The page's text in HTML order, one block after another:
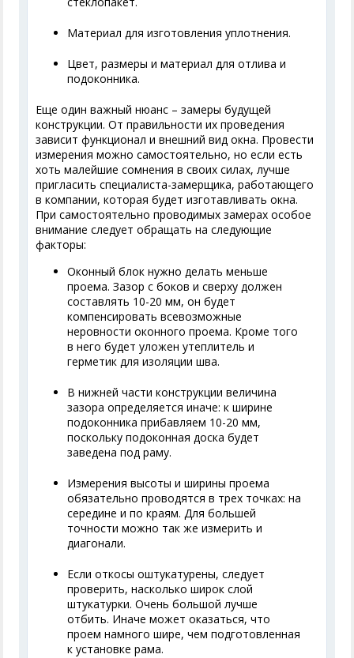
Материал для изготовления уплотнения.
Цвет, размеры и материал для отлива и
подоконника.
Еще один важный нюанс – замеры будущей
конструкции. От правильности их проведения
зависит функционал и внешний вид окна. Провести
измерения можно самостоятельно, но если есть
хоть малейшие сомнения в своих силах, лучше
пригласить специалиста-замерщика, работающего
в компании, которая будет изготавливать окна.
При самостоятельно проводимых замерах особое
внимание следует обращать на следующие
факторы:
Оконный блок нужно делать меньше
проема. Зазор с боков и сверху должен
составлять 10-20 мм, он будет
компенсировать всевозможные
неровности оконного проема. Кроме того
в него будет уложен утеплитель и
герметик для изоляции шва.
В нижней части конструкции величина
зазора определяется иначе: к ширине
подоконника прибавляем 10-20 мм,
поскольку подоконная доска будет
заведена под раму.
Измерения высоты и ширины проема
обязательно проводятся в трех точках: на
середине и по краям. Для большей
точности можно так же измерить и
диагонали.
Если откосы оштукатурены, следует
проверить, насколько широк слой
штукатурки. Очень большой лучше
отбить. Иначе может оказаться, что
проем намного шире, чем подготовленная
к установке рама.